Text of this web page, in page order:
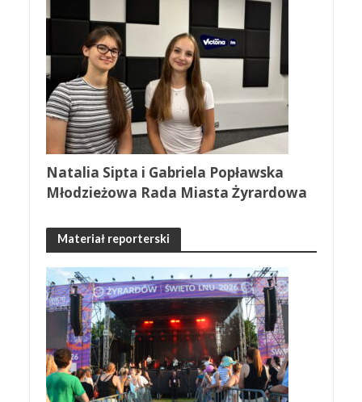
Natalia Sipta i Gabriela Popławska
Młodzieżowa Rada Miasta Żyrardowa
Materiał reporterski